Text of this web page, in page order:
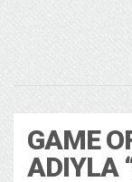
GAME
ADIYLA